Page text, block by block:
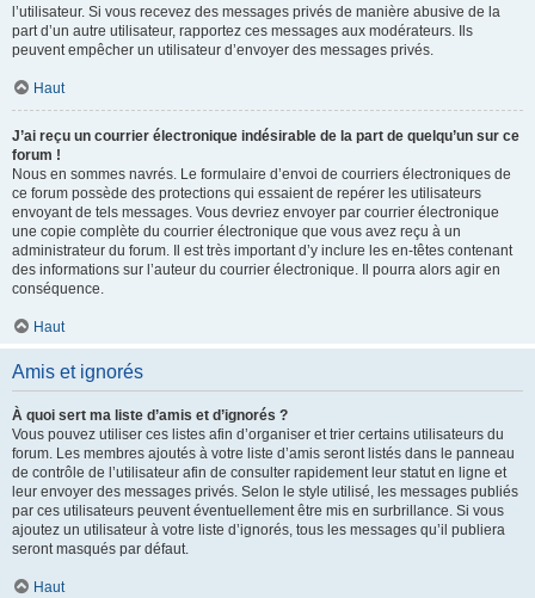
l’utilisateur. Si vous recevez des messages privés de manière abusive de la
part d’un autre utilisateur, rapportez ces messages aux modérateurs. Ils
peuvent empêcher un utilisateur d’envoyer des messages privés.
Haut
J’ai reçu un courrier électronique indésirable de la part de quelqu’un sur ce
forum !
Nous en sommes navrés. Le formulaire d’envoi de courriers électroniques de
ce forum possède des protections qui essaient de repérer les utilisateurs
envoyant de tels messages. Vous devriez envoyer par courrier électronique
une copie complète du courrier électronique que vous avez reçu à un
administrateur du forum. Il est très important d’y inclure les en-têtes contenant
des informations sur l’auteur du courrier électronique. Il pourra alors agir en
conséquence.
Haut
Amis et ignorés
À quoi sert ma liste d’amis et d’ignorés ?
Vous pouvez utiliser ces listes afin d’organiser et trier certains utilisateurs du
forum. Les membres ajoutés à votre liste d’amis seront listés dans le panneau
de contrôle de l’utilisateur afin de consulter rapidement leur statut en ligne et
leur envoyer des messages privés. Selon le style utilisé, les messages publiés
par ces utilisateurs peuvent éventuellement être mis en surbrillance. Si vous
ajoutez un utilisateur à votre liste d’ignorés, tous les messages qu’il publiera
seront masqués par défaut.
Haut